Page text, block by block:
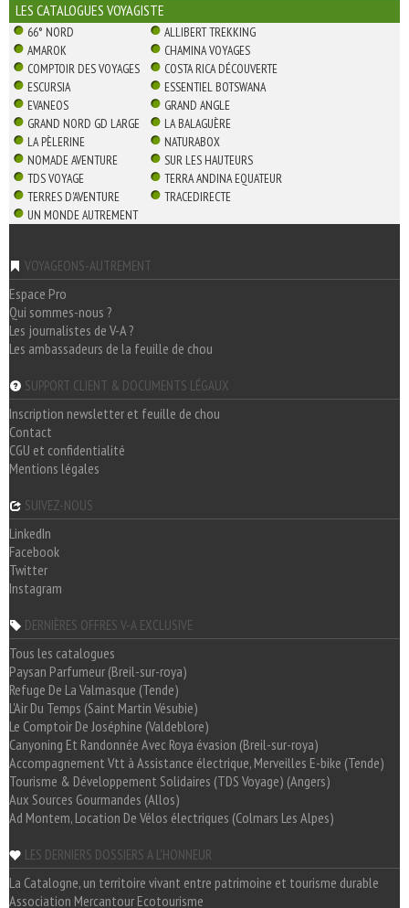
LES CATALOGUES VOYAGISTE
66° NORD
ALLIBERT TREKKING
AMAROK
CHAMINA VOYAGES
COMPTOIR DES VOYAGES
COSTA RICA DÉCOUVERTE
ESCURSIA
ESSENTIEL BOTSWANA
EVANEOS
GRAND ANGLE
GRAND NORD GD LARGE
LA BALAGUÈRE
LA PÈLERINE
NATURABOX
NOMADE AVENTURE
SUR LES HAUTEURS
TDS VOYAGE
TERRA ANDINA EQUATEUR
TERRES D'AVENTURE
TRACEDIRECTE
UN MONDE AUTREMENT
VOYAGEONS-AUTREMENT
Espace Pro
Qui sommes-nous ?
Les journalistes de V-A ?
Les ambassadeurs de la feuille de chou
SUPPORT CLIENT & DOCUMENTS LÉGAUX
Inscription newsletter et feuille de chou
Contact
CGU et confidentialité
Mentions légales
SUIVEZ-NOUS
LinkedIn
Facebook
Twitter
Instagram
DERNIÈRES OFFRES V-A EXCLUSIVE
Tous les catalogues
Paysan Parfumeur (Breil-sur-roya)
Refuge De La Valmasque (Tende)
L'Air Du Temps (Saint Martin Vésubie)
Le Comptoir De Joséphine (Valdeblore)
Canyoning Et Randonnée Avec Roya évasion (Breil-sur-roya)
Accompagnement Vtt à Assistance électrique, Merveilles E-bike (Tende)
Tourisme & Développement Solidaires (TDS Voyage) (Angers)
Aux Sources Gourmandes (Allos)
Ad Montem, Location De Vélos électriques (Colmars Les Alpes)
LES DERNIERS DOSSIERS A L'HONNEUR
La Catalogne, un territoire vivant entre patrimoine et tourisme durable
Association Mercantour Ecotourisme